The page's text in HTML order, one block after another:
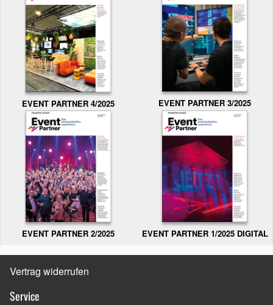
EVENT PARTNER 4/2025 EVENT PARTNER 3/2025
EVENT PARTNER 2/2025 EVENT PARTNER 1/2025 DIGITAL
Vertrag widerrufen
Service